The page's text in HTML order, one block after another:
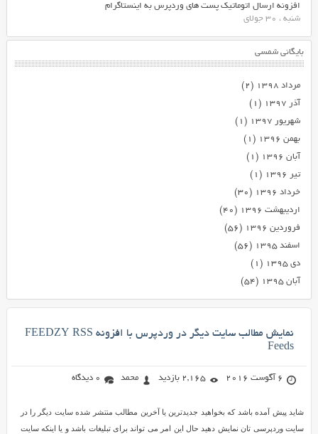
افزونه ارسال اتوماتیک پست های وردپرس به اینستاگرام
شنبه ، 30 جولای
بایگانی شمسی
مرداد ۱۳۹۸
(۲)
آذر ۱۳۹۷
(۱)
شهریور ۱۳۹۷
(۱)
بهمن ۱۳۹۶
(۱)
آبان ۱۳۹۶
(۱)
تیر ۱۳۹۶
(۱)
خرداد ۱۳۹۶
(۳۰)
اردیبهشت ۱۳۹۶
(۴۰)
فروردین ۱۳۹۶
(۵۶)
اسفند ۱۳۹۵
(۵۶)
دی ۱۳۹۵
(۱)
آبان ۱۳۹۵
(۵۴)
نمایش مطالب سایت دیگر در وردپرس با افزونه FEEDZY RSS
Feeds
6 آگوست 2016 2,165 بازدید محمد 0 دیدگاه
شاید پیش آمده باشد که بخواهید جدیدترین یا آخرین مطالب منتشر شده سایت دیگر را در
سایت وردپرسی تان نمایش دهید حال این امر می تواند برای تبلیغات باشد و یا اینکه سایت